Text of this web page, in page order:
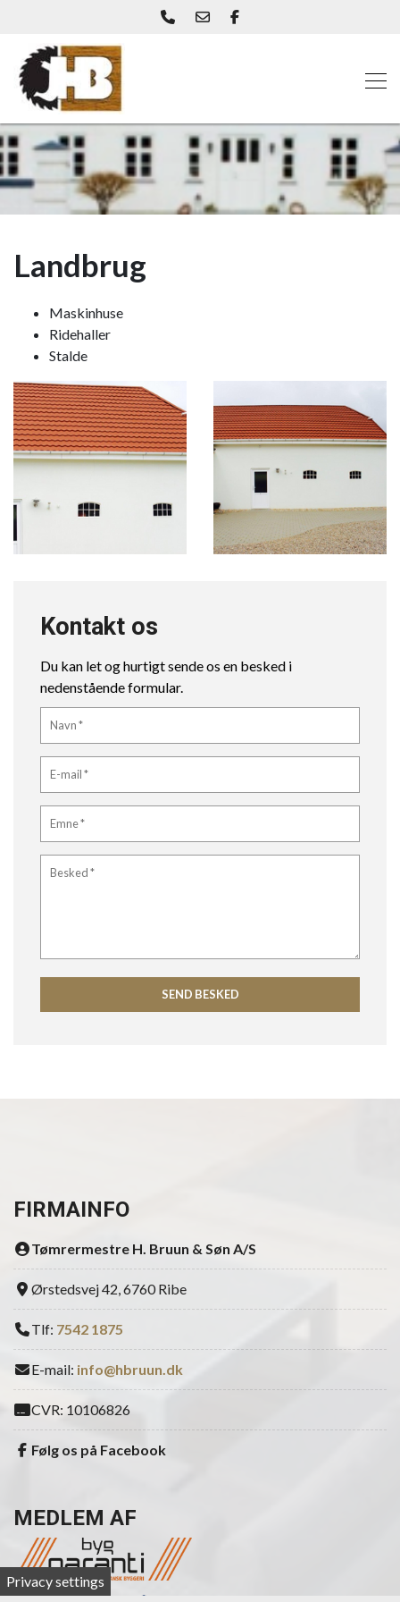
main
content
Landbrug
Maskinhuse
Ridehaller
Stalde
Kontakt os
Du kan let og hurtigt sende os en besked i
nedenstående formular.
FIRMAINFO
Tømrermestre H. Bruun & Søn A/S
Ørstedsvej 42, 6760 Ribe
Tlf: 7542 1875
E-mail: info@hbruun.dk
CVR: 10106826
Følg os på Facebook
MEDLEM AF
Privacy settings